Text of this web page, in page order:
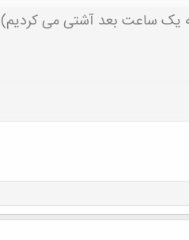
یک ساعت بعد آشتی می کردیم)